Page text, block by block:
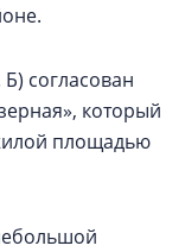
согласован
который
площадью